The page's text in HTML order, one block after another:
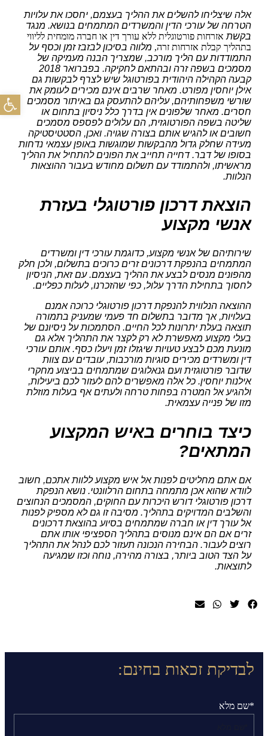
אלה שיצליחו להשלים את ההליך בעצמם, יחסכו את עלויות
הטרחה של עורכי הדין והמשרדים המתמחים בנושא. מנגד
בקשת אזרחות פורטוגלית ללא עורך דין או חברה מומחית לליווי
בתהליך קבלת אזרחות זרה, מלווה בסיכון לבזבז זמן וכסף על
התמודדות עם הליך מורכב, שמצריך הבנה מעמיקה של
מסמכים בשפה זרה ובהתאם לחקיקה. בפברואר 2018
קבעה הקהילה היהודית בפורטוגל שיש לצרף לבקשות גם
אילן יוחסין מפורט. מאחר שרבים אינם מכירים לעומק את
שורשי משפחותיהם, עליהם להתעסק גם באיתור מסמכים
חסרים. מאחר שלפונים אין בדרך כלל ניסיון בתחום או
שליטה בשפה הפורטוגזית, הם עלולים לפספס מסמכים
חשובים או להגיש אותם בצורה שגויה. ואכן, הסטטיסטיקה
מעידה שחלק גדול מהבקשות שמוגשות באופן עצמאי נדחות
בסופו של דבר. דחייה תחייב את הפונים להתחיל את ההליך
מראשיתו, ולהתמודד עם תשלום מחודש בעבור ההוצאות
הנלוות.
הוצאת דרכון פורטוגלי בעזרת
אנשי מקצוע
שירותיהם של אנשי מקצוע, כדוגמת עורכי דין ומשרדים
המתמחים בהנפקת דרכונים זרים כרוכים בתשלום, ולכן חלק
מהפונים מנסים לבצע את ההליך בעצמם. עם זאת, הניסיון
לחסוך בתחילת הדרך עלול, כפי שהזכרנו, לעלות כפליים.
ההוצאה הנלווית להנפקת דרכון פורטוגלי כרוכה אמנם
בעלויות, אך מדובר בתשלום חד פעמי שמעניק בתמורה
תוצאה בעלת יתרונות לכל החיים. הסתמכות על ניסיונם של
בעלי מקצוע מאפשרת לא רק לקצר את התהליך אלא גם
מונעת מכם לבצע טעויות שיגזלו זמן ויעלו כסף. אותם עורכי
דין ומשרדים מכירים סוגיות מורכבות, עובדים עם צוות
שדובר פורטוגזית ועם גנאלוגים שמתמחים בביצוע מחקרי
אילנות יוחסין. כל אלה מאפשרים להם לעזור לכם ביעילות,
ולהגיע אל המטרה בפחות טרחה ולעתים אף בעלות מוזלת
מזו של פנייה עצמאית.
כיצד בוחרים באיש המקצוע
המתאים?
אם אתם מחליטים לפנות אל איש מקצוע ללוות אתכם, חשוב
לוודא שהוא אכן מתמחה בתחום הרלוונטי. נושא הנפקת
דרכון פורטוגלי דורש היכרות עם החוקים, המסמכים הנחוצים
והשלבים המדויקים בתהליך. מסיבה זו גם לא מספיק לפנות
אל עורך דין או חברה שמתמחים בסיוע בהוצאת דרכונים
זרים אם הם אינם מנוסים בתהליך הספציפי אותו אתם
רוצים לעבור. הבחירה הנכונה תעזור לכם לנהל את התהליך
על הצד הטוב ביותר, בצורה מהירה, נוחה וכזו שמגיעה
לתוצאות.
לבדיקת זכאות בחינם:
*שם מלא